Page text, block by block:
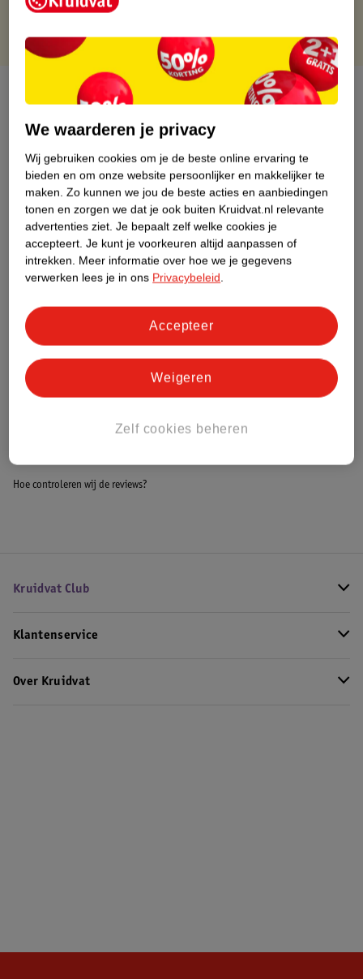
Over dit product
Productinformatie
Etiketinformatie
Nature Impact Score
Dit product heeft (nog) geen Nature
Impact Score.
Meer informatie
Bestel & Bezorginformatie
Hoe controleren wij de reviews?
Kruidvat Club
Klantenservice
Over Kruidvat
We waarderen je privacy
Wij gebruiken cookies om je de beste online ervaring te
bieden en om onze website persoonlijker en makkelijker te
maken. Zo kunnen we jou de beste acties en aanbiedingen
tonen en zorgen we dat je ook buiten Kruidvat.nl relevante
advertenties ziet. Je bepaalt zelf welke cookies je
accepteert. Je kunt je voorkeuren altijd aanpassen of
intrekken. Meer informatie over hoe we je gegevens
verwerken lees je in ons Privacybeleid.
Zelf cookies beheren
Weigeren
Accepteer